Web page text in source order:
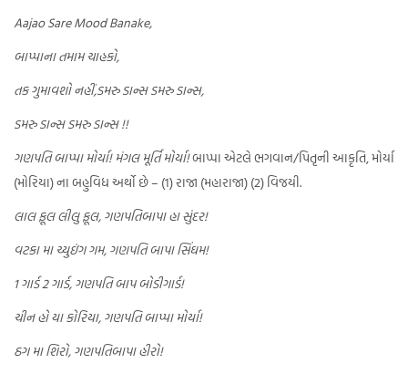
Aajao Sare Mood Banake,
બાપ્પાના તમામ ચાહકો,
તક ગુમાવશો નહીં,ડમરુ ડાન્સ ડમરુ ડાન્સ,
ડમરુ ડાન્સ ડમરુ ડાન્સ !!
ગણપતિ બાપ્પા મોર્યા! મંગલ મૂર્તિ મોર્યા!બાપ્પા એટલે ભગવાન/પિતૃની આકૃતિ, મોર્યા
(મોરિયા) ના બહુવિધ અર્થો છે – (1) રાજા (મહારાજા) (2) વિજયી.
લાલ ફૂલ લીલુ ફૂલ, ગણપતિબાપા હા સુંદર!
વટકા મા ચ્યુઇંગ ગમ, ગણપતિ બાપા સિંઘમ!
1 ગાર્ડ 2 ગાર્ડ, ગણપતિ બાપ બોડીગાર્ડ!
ચીન હો યા કોરિયા, ગણપતિ બાપ્પા મોર્યા!
ઠગ મા શિરો, ગણપતિબાપા હીરો!